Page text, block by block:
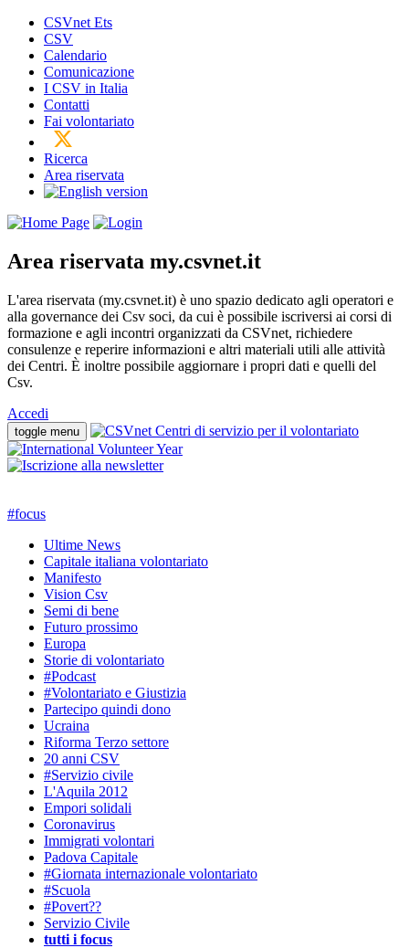
CSVnet Ets
CSV
Calendario
Comunicazione
I CSV in Italia
Contatti
Fai volontariato
Ricerca
Area riservata
Area riservata my.csvnet.it
L'area riservata (my.csvnet.it) è uno spazio dedicato agli operatori e
alla governance dei Csv soci, da cui è possibile iscriversi ai corsi di
formazione e agli incontri organizzati da CSVnet, richiedere
consulenze e reperire informazioni e altri materiali utili alle attività
dei Centri. È inoltre possibile aggiornare i propri dati e quelli del
Csv.
Accedi
toggle menu
#focus
Ultime News
Capitale italiana volontariato
Manifesto
Vision Csv
Semi di bene
Futuro prossimo
Europa
Storie di volontariato
#Podcast
#Volontariato e Giustizia
Partecipo quindi dono
Ucraina
Riforma Terzo settore
20 anni CSV
#Servizio civile
L'Aquila 2012
Empori solidali
Coronavirus
Immigrati volontari
Padova Capitale
#Giornata internazionale volontariato
#Scuola
#Povert??
Servizio Civile
tutti i focus